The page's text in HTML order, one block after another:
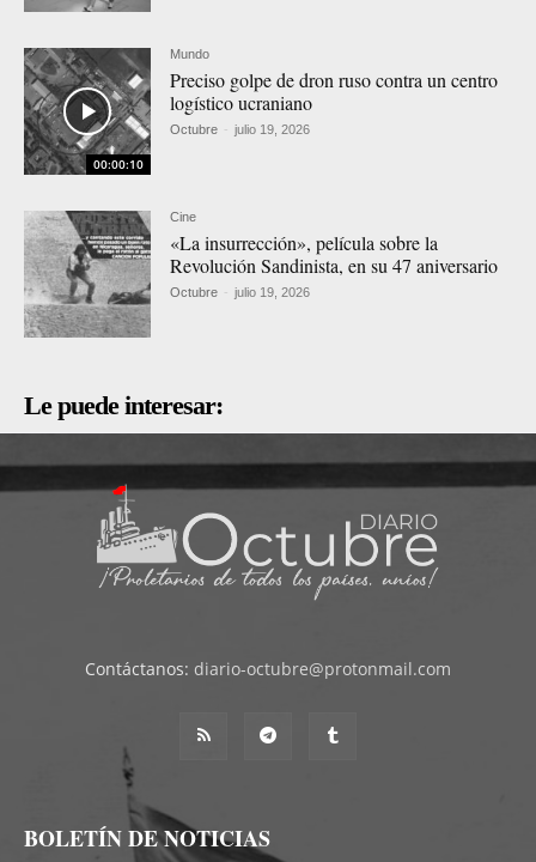
00:00:10
Mundo
Preciso golpe de dron ruso contra un centro
logístico ucraniano
Octubre - julio 19, 2026
Cine
«La insurrección», película sobre la
Revolución Sandinista, en su 47 aniversario
Octubre - julio 19, 2026
Le puede interesar:
Contáctanos: diario-octubre@protonmail.com
BOLETÍN DE NOTICIAS